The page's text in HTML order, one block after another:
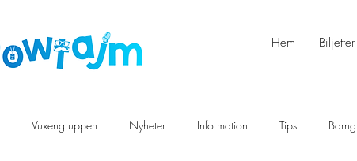
Hem Biljetter
Vuxengruppen Nyheter Information Tips